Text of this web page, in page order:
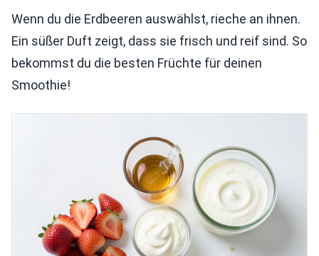
Wenn du die Erdbeeren auswählst, rieche an ihnen.
Ein süßer Duft zeigt, dass sie frisch und reif sind. So
bekommst du die besten Früchte für deinen
Smoothie!